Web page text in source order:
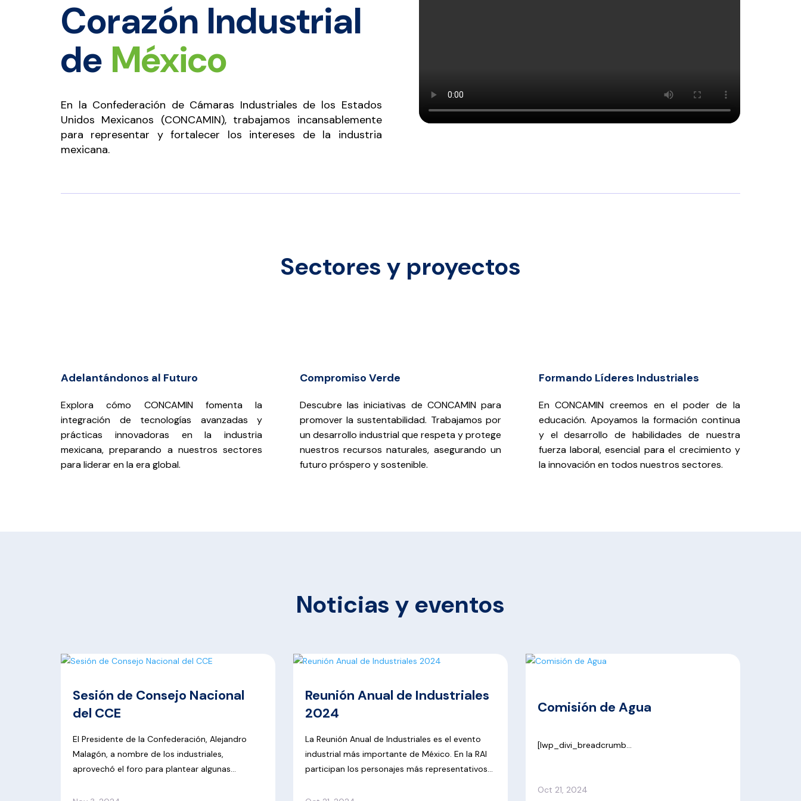
Corazón Industrial
de México
En la Confederación de Cámaras Industriales de los Estados
Unidos Mexicanos (CONCAMIN), trabajamos incansablemente
para representar y fortalecer los intereses de la industria
mexicana.
Sectores y proyectos
Adelantándonos al Futuro
Explora cómo CONCAMIN fomenta la
integración de tecnologías avanzadas y
prácticas innovadoras en la industria
mexicana, preparando a nuestros sectores
para liderar en la era global.
Compromiso Verde
Descubre las iniciativas de CONCAMIN para
promover la sustentabilidad. Trabajamos por
un desarrollo industrial que respeta y protege
nuestros recursos naturales, asegurando un
futuro próspero y sostenible.
Formando Líderes Industriales
En CONCAMIN creemos en el poder de la
educación. Apoyamos la formación continua
y el desarrollo de habilidades de nuestra
fuerza laboral, esencial para el crecimiento y
la innovación en todos nuestros sectores.
Noticias y eventos
Sesión de Consejo Nacional
del CCE
El Presidente de la Confederación, Alejandro
Malagón, a nombre de los industriales,
aprovechó el foro para plantear algunas
Junio, en reunión con la Presidenta del INE
Reunión Anual de Industriales
2024
La Reunión Anual de Industriales es el evento
industrial más importante de México. En la RAI
participan los personajes más representativos
México. Durante este encuentro se analizan los
Comisión de Agua
Oct 21, 2024
[lwp_divi_breadcrumb...